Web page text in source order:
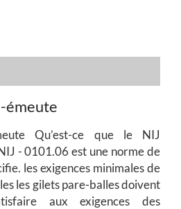
émeute
Qu’est-ce que le NIJ
- 0101.06 est une norme de
les exigences minimales de
les gilets pare-balles doivent
aux exigences des